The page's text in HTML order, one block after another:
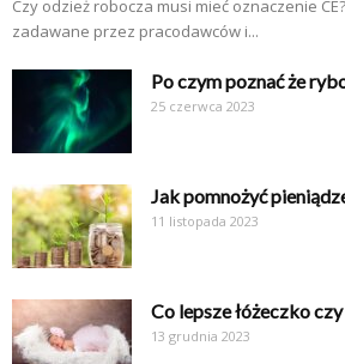
Czy odzież robocza musi mieć oznaczenie
zadawane przez pracodawców i...
Po czym poznać że
25 czerwca 2023
Jak pomnożyć
11 listopada 2023
Co lepsze łóżeczko
13 grudnia 2023